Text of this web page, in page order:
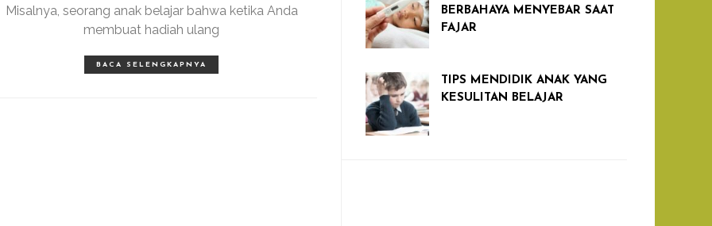
Misalnya, seorang anak belajar bahwa ketika Anda
membuat hadiah ulang
BACA SELENGKAPNYA
BERBAHAYA MENYEBAR SAAT
FAJAR
TIPS MENDIDIK ANAK YANG
KESULITAN BELAJAR